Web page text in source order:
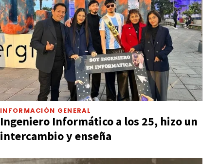
INFORMACIÓN GENERAL
Ingeniero Informático a los 25, hizo un
intercambio y enseña